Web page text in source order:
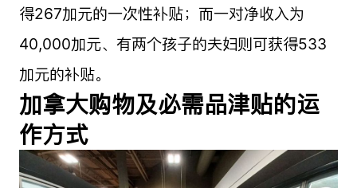
得267加元的一次性补贴；而一对净收入为
40,000加元、有两个孩子的夫妇则可获得533
加元的补贴。
加拿大购物及必需品津贴的运
作方式